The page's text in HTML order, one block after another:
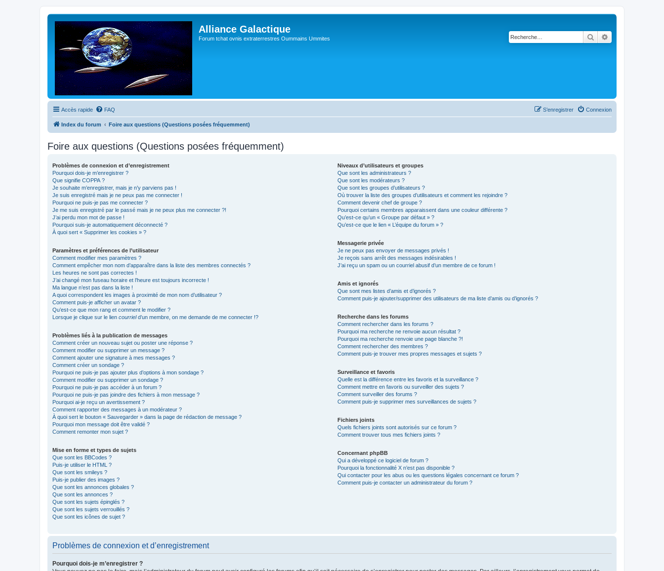
Alliance Galactique
Forum tchat ovnis extraterrestres Oummains Ummites Rechercher
Accès rapide FAQ Connexion
S’enregistrer
Index du forum Foire aux questions (Questions posées fréquemment)
Foire aux questions (Questions posées fréquemment)
Problèmes de connexion et d’enregistrement
Pourquoi dois-je m’enregistrer ?
Que signifie COPPA ?
Je souhaite m’enregistrer, mais je n’y parviens pas !
Je suis enregistré mais je ne peux pas me connecter !
Pourquoi ne puis-je pas me connecter ?
Je me suis enregistré par le passé mais je ne peux plus me connecter ?!
J’ai perdu mon mot de passe !
Pourquoi suis-je automatiquement déconnecté ?
À quoi sert « Supprimer les cookies » ?
Paramètres et préférences de l’utilisateur
Comment modifier mes paramètres ?
Comment empêcher mon nom d’apparaître dans la liste des membres connectés ?
Les heures ne sont pas correctes !
J’ai changé mon fuseau horaire et l’heure est toujours incorrecte !
Ma langue n’est pas dans la liste !
A quoi correspondent les images à proximité de mon nom d’utilisateur ?
Comment puis-je afficher un avatar ?
Qu’est-ce que mon rang et comment le modifier ?
Lorsque je clique sur le lien courrield’un membre, on me demande de me connecter !?
Problèmes liés à la publication de messages
Comment créer un nouveau sujet ou poster une réponse ?
Comment modifier ou supprimer un message ?
Comment ajouter une signature à mes messages ?
Comment créer un sondage ?
Pourquoi ne puis-je pas ajouter plus d’options à mon sondage ?
Comment modifier ou supprimer un sondage ?
Pourquoi ne puis-je pas accéder à un forum ?
Pourquoi ne puis-je pas joindre des fichiers à mon message ?
Pourquoi ai-je reçu un avertissement ?
Comment rapporter des messages à un modérateur ?
À quoi sert le bouton « Sauvegarder » dans la page de rédaction de message ?
Pourquoi mon message doit être validé ?
Comment remonter mon sujet ?
Mise en forme et types de sujets
Que sont les BBCodes ?
Puis-je utiliser le HTML ?
Que sont les smileys ?
Puis-je publier des images ?
Que sont les annonces globales ?
Que sont les annonces ?
Que sont les sujets épinglés ?
Que sont les sujets verrouillés ?
Que sont les icônes de sujet ?
Niveaux d’utilisateurs et groupes
Que sont les administrateurs ?
Que sont les modérateurs ?
Que sont les groupes d’utilisateurs ?
Où trouver la liste des groupes d’utilisateurs et comment les rejoindre ?
Comment devenir chef de groupe ?
Pourquoi certains membres apparaissent dans une couleur différente ?
Qu’est-ce qu’un « Groupe par défaut » ?
Qu’est-ce que le lien « L’équipe du forum » ?
Messagerie privée
Je ne peux pas envoyer de messages privés !
Je reçois sans arrêt des messages indésirables !
J’ai reçu un spam ou un courriel abusif d’un membre de ce forum !
Amis et ignorés
Que sont mes listes d’amis et d’ignorés ?
Comment puis-je ajouter/supprimer des utilisateurs de ma liste d’amis ou d’ignorés ?
Recherche dans les forums
Comment rechercher dans les forums ?
Pourquoi ma recherche ne renvoie aucun résultat ?
Pourquoi ma recherche renvoie une page blanche ?!
Comment rechercher des membres ?
Comment puis-je trouver mes propres messages et sujets ?
Surveillance et favoris
Quelle est la différence entre les favoris et la surveillance ?
Comment mettre en favoris ou surveiller des sujets ?
Comment surveiller des forums ?
Comment puis-je supprimer mes surveillances de sujets ?
Fichiers joints
Quels fichiers joints sont autorisés sur ce forum ?
Comment trouver tous mes fichiers joints ?
Concernant phpBB
Qui a développé ce logiciel de forum ?
Pourquoi la fonctionnalité X n’est pas disponible ?
Qui contacter pour les abus ou les questions légales concernant ce forum ?
Comment puis-je contacter un administrateur du forum ?
Problèmes de connexion et d’enregistrement
Pourquoi dois-je m’enregistrer ?